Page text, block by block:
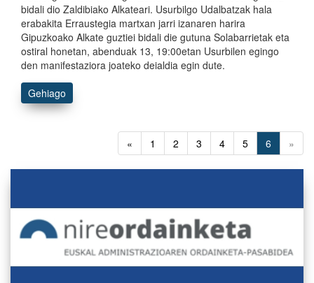
bidali dio Zaldibiako Alkateari. Usurbilgo Udalbatzak hala
erabakita Erraustegia martxan jarri izanaren harira
Gipuzkoako Alkate guztiei bidali die gutuna Solabarrietak eta
ostiral honetan, abenduak 13, 19:00etan Usurbilen egingo
den manifestaziora joateko deialdia egin dute.
Gehiago
« 1 2 3 4 5 6 »